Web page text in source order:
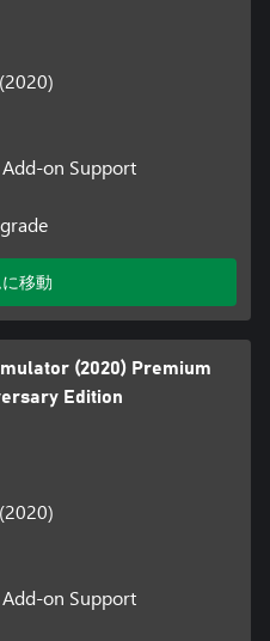
on Support
移動
(2020) Premium
Edition
on Support